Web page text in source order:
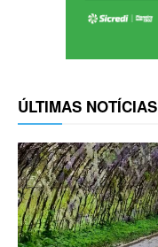
ÚLTIMAS NOTÍCIAS